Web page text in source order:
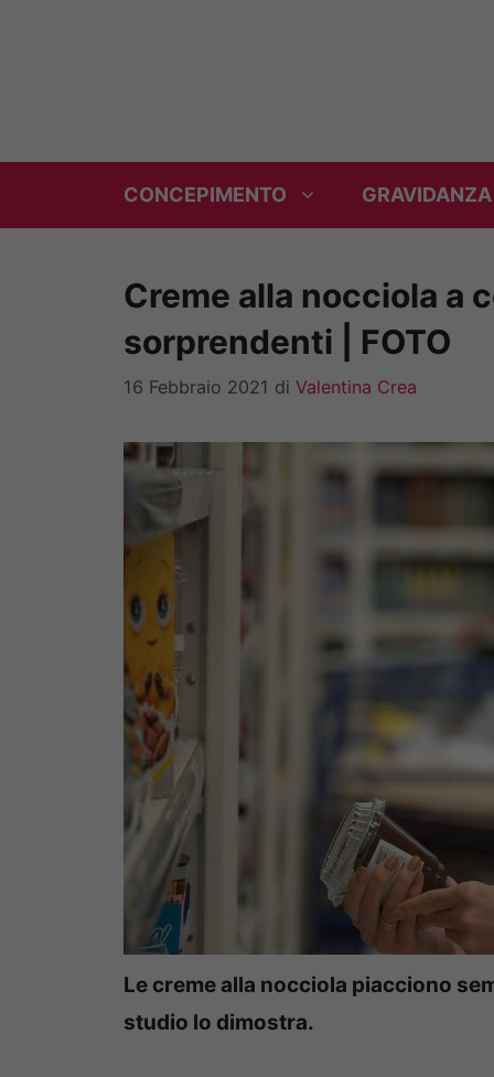
CONCEPIMENTO GRAVIDANZA
Creme alla nocciola a
sorprendenti | FOTO
16 Febbraio 2021 di Valentina Crea
Le creme alla nocciola piacciono
studio lo dimostra.